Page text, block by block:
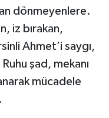
dönmeyenlere.
iz bırakan,
Ahmet’i saygı,
şad, mekanı
mücadele